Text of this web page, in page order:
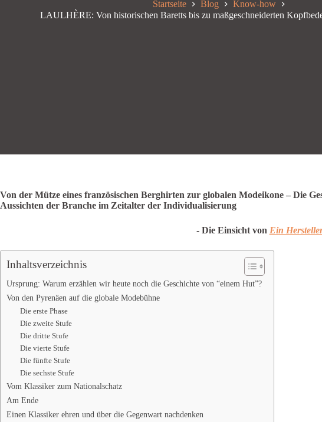
Startseite Blog
Know-how
LAULHÈRE: Von historischen Baretts bis zu maßgeschneiderten
Von der Mütze eines französischen Berghirten zur globalen Modeikone – Die
Aussichten der Branche im Zeitalter der Individualisierung
- Die Einsicht von Ein
Inhaltsverzeichnis
Ursprung: Warum erzählen wir heute noch die Geschichte von “einem Hut”?
Von den Pyrenäen auf die globale Modebühne
Die erste Phase
Die zweite Stufe
Die dritte Stufe
Die vierte Stufe
Die fünfte Stufe
Die sechste Stufe
Vom Klassiker zum Nationalschatz
Am Ende
Einen Klassiker ehren und über die Gegenwart nachdenken